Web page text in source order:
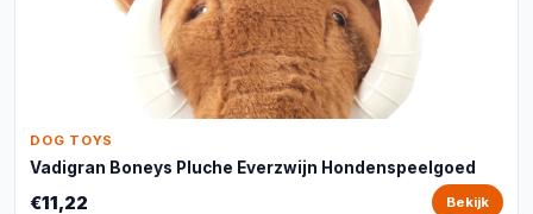
DOG TOYS
Vadigran Boneys Pluche Everzwijn Hondenspeelgoed
€11,22 Bekijk